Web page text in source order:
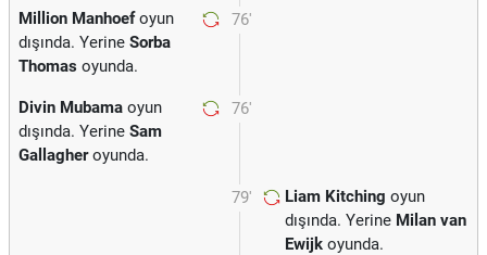
76'
Million Manhoefoyun
dışında. Yerine Sorba
Thomas oyunda.
76'
Divin Mubama oyun
dışında. Yerine Sam
Gallagheroyunda.
79' Liam Kitching oyun
dışında. Yerine Milan van
Ewijk oyunda.